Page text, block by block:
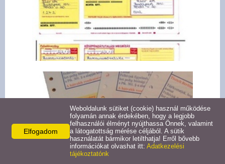
Elfogadom
Weboldalunk sütiket (cookie) használ működése
folyamán annak érdekében, hogy a legjobb
felhasználói élményt nyújthassa Önnek, valamint
a látogatottság mérése céljából. A sütik
használatát bármikor letilthatja! Erről bővebb
információkat olvashat itt: Adatkezelési
tájékoztatónk